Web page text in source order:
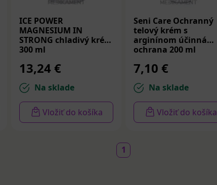
ICE POWER
MAGNESIUM IN
STRONG chladivý krém
300 ml
13,24 €
Na sklade
Vložiť do košíka
Seni Care Ochranný
telový krém s
arginínom účinná
ochrana 200 ml
7,10 €
Na sklade
Vložiť do košíka
1